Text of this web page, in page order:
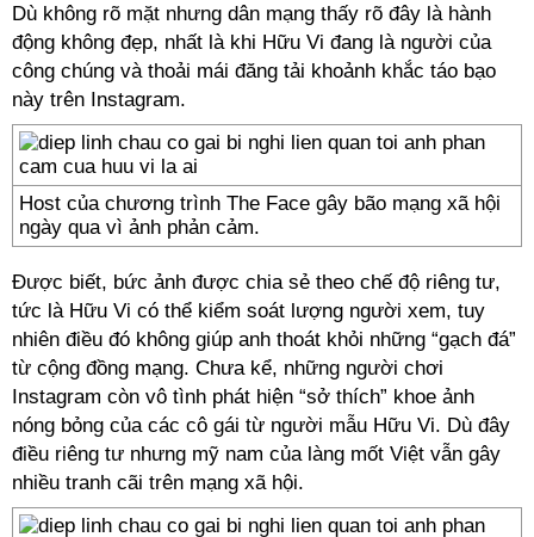
Dù không rõ mặt nhưng dân mạng thấy rõ đây là hành
động không đẹp, nhất là khi Hữu Vi đang là người của
công chúng và thoải mái đăng tải khoảnh khắc táo bạo
này trên Instagram.
Host của chương trình The Face gây bão mạng xã hội
ngày qua vì ảnh phản cảm.
Được biết, bức ảnh được chia sẻ theo chế độ riêng tư,
tức là Hữu Vi có thể kiểm soát lượng người xem, tuy
nhiên điều đó không giúp anh thoát khỏi những “gạch đá”
từ cộng đồng mạng. Chưa kể, những người chơi
Instagram còn vô tình phát hiện “sở thích” khoe ảnh
nóng bỏng của các cô gái từ người mẫu Hữu Vi. Dù đây
điều riêng tư nhưng mỹ nam của làng mốt Việt vẫn gây
nhiều tranh cãi trên mạng xã hội.